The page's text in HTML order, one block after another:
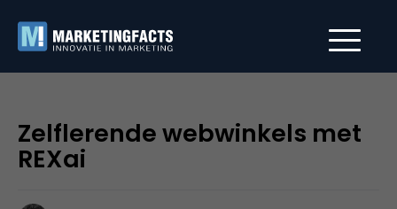
Zelflerende webwinkels met
REXai